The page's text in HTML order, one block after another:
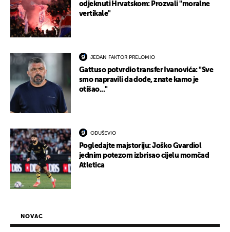
odjeknuti Hrvatskom: Prozvali "moralne
vertikale"
JEDAN FAKTOR PRELOMIO
Gattuso potvrdio transfer Ivanovića: "Sve
smo napravili da dođe, znate kamo je
otišao..."
ODUŠEVIO
Pogledajte majstoriju: Joško Gvardiol
jednim potezom izbrisao cijelu momčad
Atletica
NOVAC